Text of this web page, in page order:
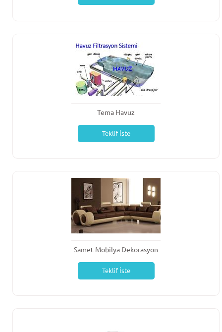
Tema Havuz
Teklif İste
Samet Mobilya Dekorasyon
Teklif İste